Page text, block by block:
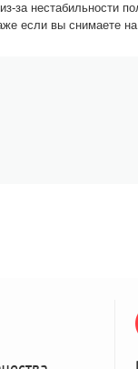
за нестабильности
если вы снимаете